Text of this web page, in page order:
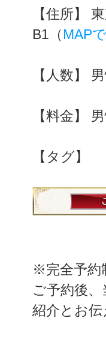
【住所】
B1（MAP
【人数】
【料金】
【タグ】
※完全予約
ご予約後
紹介とお